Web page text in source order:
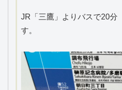
JR「三鷹」よりバスで20分
す。